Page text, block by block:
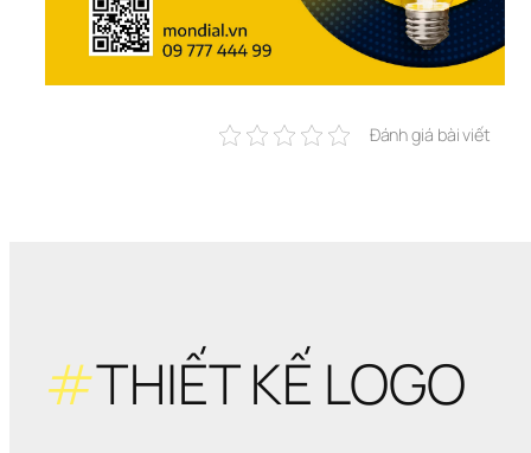
Đánh giá bài viết
#THIẾT KẾ LOGO